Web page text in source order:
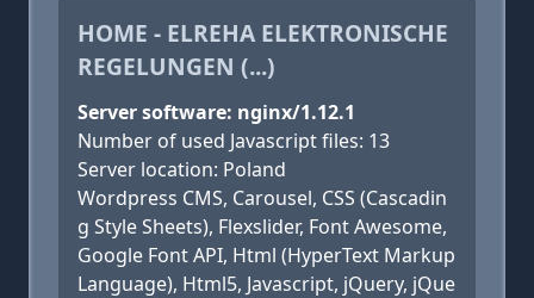
HOME - ELREHA ELEKTRONISCHE
REGELUNGEN (...)
Server software: nginx/1.12.1
Number of used Javascript files: 13
Server location: Poland
Wordpress CMS, Carousel, CSS (Cascadin
g Style Sheets), Flexslider, Font Awesome,
Google Font API, Html (HyperText Markup
Language), Html5, Javascript, jQuery, jQue